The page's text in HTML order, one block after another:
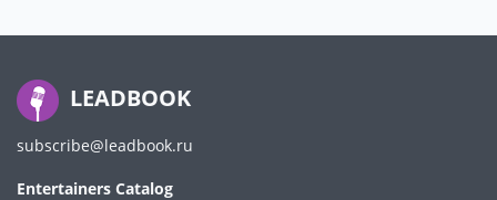
LEADBOOK
subscribe@leadbook.ru
Entertainers Catalog